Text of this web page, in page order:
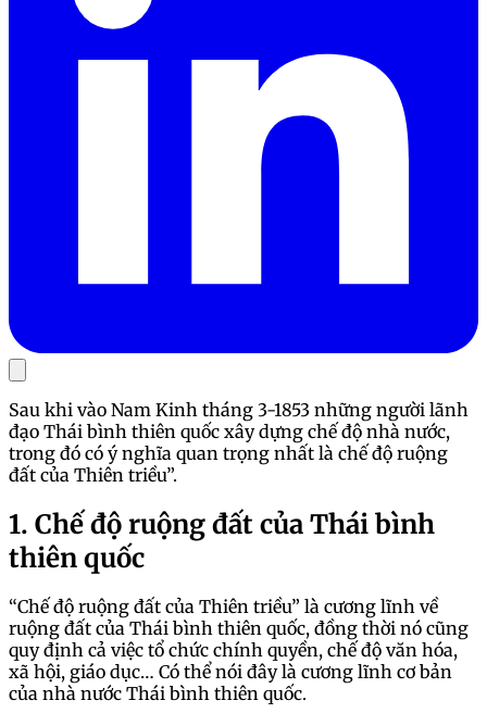
Sau khi vào Nam Kinh tháng 3-1853 những người lãnh
đạo Thái bình thiên quốc xây dựng chế độ nhà nước,
trong đó có ý nghĩa quan trọng nhất là chế độ ruộng
đất của Thiên triều”.
1. Chế độ ruộng đất của Thái bình
thiên quốc
“Chế độ ruộng đất của Thiên triều” là cương lĩnh về
ruộng đất của Thái bình thiên quốc, đồng thời nó cũng
quy định cả việc tổ chức chính quyền, chế độ văn hóa,
xã hội, giáo dục… Có thể nói đây là cương lĩnh cơ bản
của nhà nước Thái bình thiên quốc.